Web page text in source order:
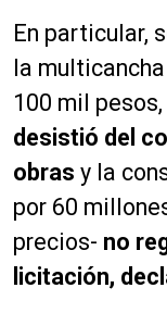
En particular,
la
100 mil pesos,
desistió del
obras y la
por 60
precios- no
licitación,